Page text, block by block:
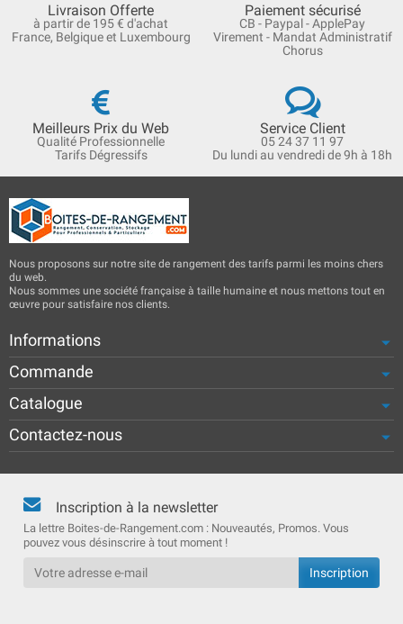
Livraison Offerte
à partir de 195 € d'achat
France, Belgique et Luxembourg
Paiement sécurisé
CB - Paypal - ApplePay
Virement - Mandat Administratif
Chorus
Meilleurs Prix du Web
Qualité Professionnelle
Tarifs Dégressifs
Service Client
05 24 37 11 97
Du lundi au vendredi de 9h à 18h
Nous proposons sur notre site de rangement des tarifs parmi les moins chers
du web.
Nous sommes une société française à taille humaine et nous mettons tout en
œuvre pour satisfaire nos clients.
Informations
Commande
Catalogue
Contactez-nous
Inscription à la newsletter
La lettre Boites-de-Rangement.com : Nouveautés, Promos. Vous
pouvez vous désinscrire à tout moment !